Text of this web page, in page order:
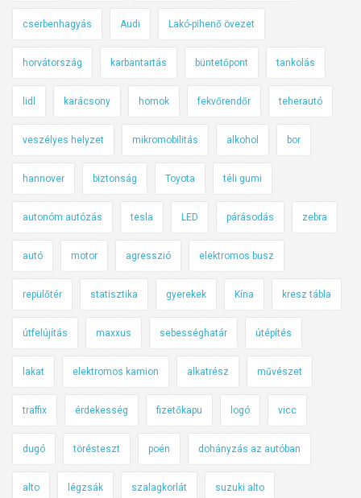
cserbenhagyás Audi Lakó-pihenő övezet
horvátország karbantartás büntetőpont tankolás
lidl karácsony homok fekvőrendőr teherautó
veszélyes helyzet mikromobilitás alkohol bor
hannover biztonság Toyota téli gumi
autonóm autózás tesla LED párásodás zebra
autó motor agresszió elektromos busz
repülőtér statisztika gyerekek Kína kresz tábla
útfelújítás maxxus sebességhatár útépítés
lakat elektromos kamion alkatrész művészet
traffix érdekesség fizetőkapu logó vicc
dugó törésteszt poén dohányzás az autóban
alto légzsák szalagkorlát suzuki alto